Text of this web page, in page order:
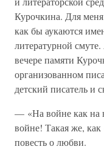
Курочкина. Для
как бы аукаются
литературной
вечере памяти
организованном
детский писатель и
— «На войне как на
войне! Такая же,
повесть о любви.